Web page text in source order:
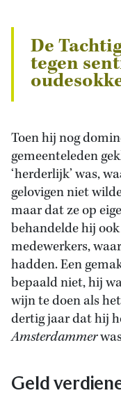
De
tegen
Toen hij nog
gemeenteleden
‘herderlijk’ was,
gelovigen niet
maar dat ze op
behandelde hij
medewerkers,
hadden. Een
bepaald niet, hij
wijn te doen als
dertig jaar dat hij
Amsterdammer
Geld